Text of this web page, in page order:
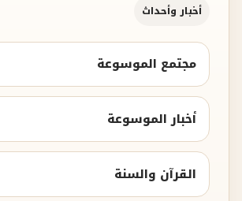
أخبار وأحداث
مجتمع الموسوعة
أخبار الموسوعة
القرآن والسنة